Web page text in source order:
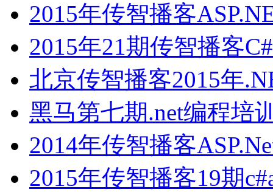
2015年传智播客
2015年21期传智播客
北京传智播客2015年
黑马第七期.net编程培
2014年传智播客
2015年传智播客19期